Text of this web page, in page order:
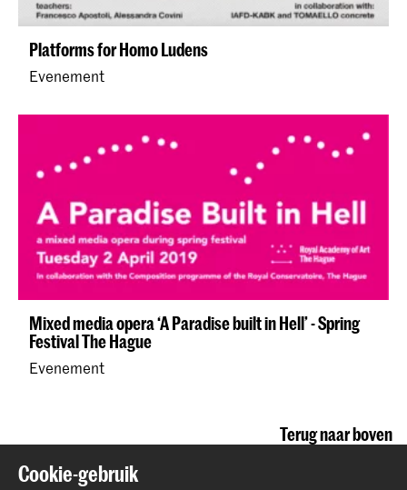
Platforms for Homo Ludens
Evenement
Mixed media opera ‘A Paradise built in Hell’ - Spring
Festival The Hague
Evenement
Terug naar boven
Cookie-gebruik